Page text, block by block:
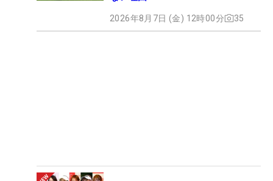
2026年8月7日 (金) 12時00分 35